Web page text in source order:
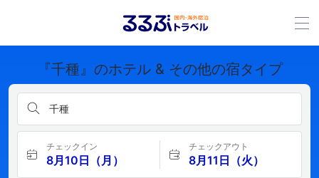
『千種』のホテル & その他の宿タイプ
千種
チェックイン
8月10日（月）
チェックアウト
8月11日（火）